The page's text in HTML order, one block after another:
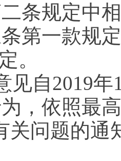
条规定中
第一款规
。
见自2019
，依照最
关问题的通